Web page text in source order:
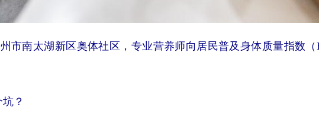
南太湖新区奥体社区，专业营养师向居民普及身体质量指数
？